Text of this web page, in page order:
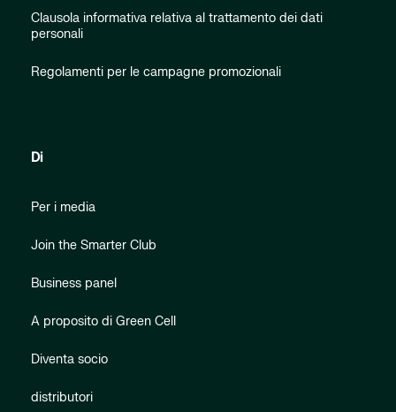
Clausola informativa relativa al trattamento dei dati
personali
Regolamenti per le campagne promozionali
Di
Per i media
Join the Smarter Club
Business panel
A proposito di Green Cell
Diventa socio
distributori